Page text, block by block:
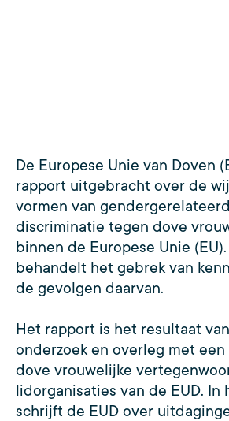
De Europese Unie van Doven
rapport uitgebracht over de
vormen van
discriminatie tegen dove
binnen de Europese Unie
behandelt het gebrek van
de gevolgen daarvan.
Het rapport is het resultaat
onderzoek en overleg met
dove vrouwelijke
lidorganisaties van de EUD. In
schrijft de EUD over